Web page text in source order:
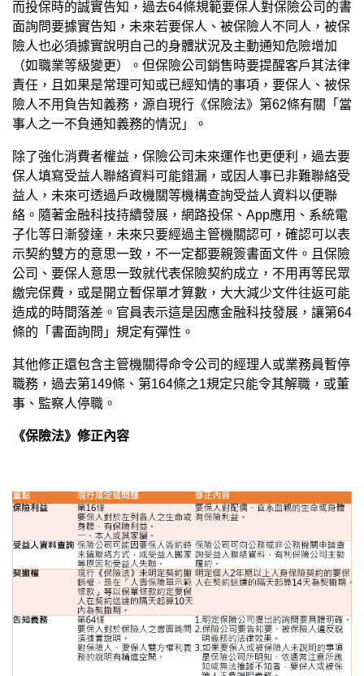
而投保時的誠實告知，過去64條規範要保人對保險公司的書
面詢問要據實告知，未來若要保人、被保險人不同人，被保
險人也必須據實說明自己的身體狀況及主動通知危險增加
（如職業等級變更）。但保險公司銷售時要提醒客戶其法律
責任，且如果是常理可知或已經知情的事項，要保人、被保
險人不用負告知義務，源自現行《保險法》第62條有關「當
事人之一不負通知義務的情況」。
除了強化消費者權益，保險公司未來運作也更便利，過去要
保人填寫受益人聯絡資料可能錯漏，或因人事已非難聯絡受
益人，未來可透過戶政機關等機構查詢受益人資料以便聯
絡。隨著金融科技持續發展，網路投保、App應用、系統電
子化等日漸發達，未來只要經過主管機關認可，確認可以表
示契約雙方的意思一致，不一定都要親簽書面文件。且保險
公司、要保人意思一致就代表保險契約成立，不用再等民眾
繳完保費，或是開立暫保單才算數，大大減少文件往返可能
造成的時間落差。官員表示這是因應金融科技發展，讓第64
條的「書面詢問」規定有彈性。
其他修正還包含主管機關得命令公司的經理人或業務員暫停
職務，過去第149條、第164條之1規定只能令其解職，或董
事、監察人停職。
《保險法》修正內容